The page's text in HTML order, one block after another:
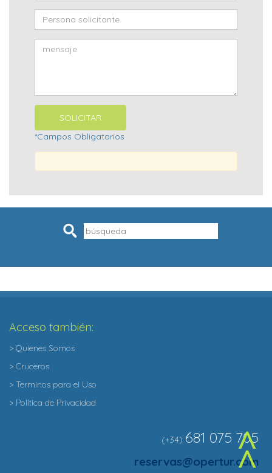
*Campos Obligatorios
Pesquisar
^
Acceso también:
> Quienes Somos
> Cruceros
> Terminos para el Uso
> Política de Privacidad
(+34) 681 075 705
reservas@opertur.com